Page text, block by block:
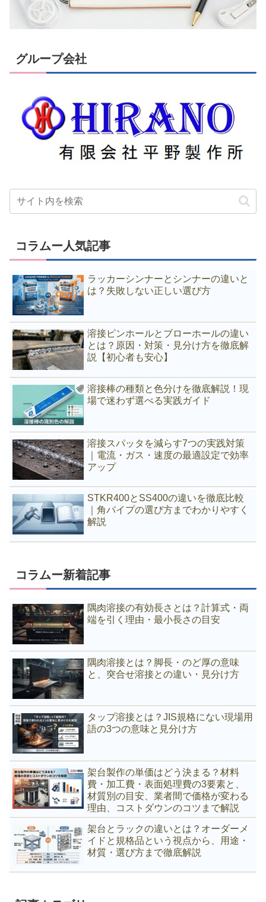
グループ会社
コラムー人気記事
ラッカーシンナーとシンナーの違いと
は？失敗しない正しい選び方
溶接ピンホールとブローホールの違い
とは？原因・対策・見分け方を徹底解
説【初心者も安心】
溶接棒の種類と色分けを徹底解説！現
場で迷わず選べる実践ガイド
溶接スパッタを減らす7つの実践対策
｜電流・ガス・速度の最適設定で効率
アップ
STKR400とSS400の違いを徹底比較
｜角パイプの選び方までわかりやすく
解説
コラムー新着記事
隅肉溶接の有効長さとは？計算式・両
端を引く理由・最小長さの目安
隅肉溶接とは？脚長・のど厚の意味
と、突合せ溶接との違い・見分け方
タップ溶接とは？JIS規格にない現場用
語の3つの意味と見分け方
架台製作の単価はどう決まる？材料
費・加工費・表面処理費の3要素と、
材質別の目安、業者間で価格が変わる
理由、コストダウンのコツまで解説
架台とラックの違いとは？オーダーメ
イドと規格品という視点から、用途・
材質・選び方まで徹底解説